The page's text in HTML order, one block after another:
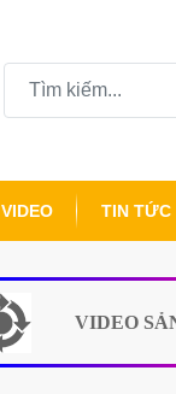
VIDEO TIN TỨC
VIDEO